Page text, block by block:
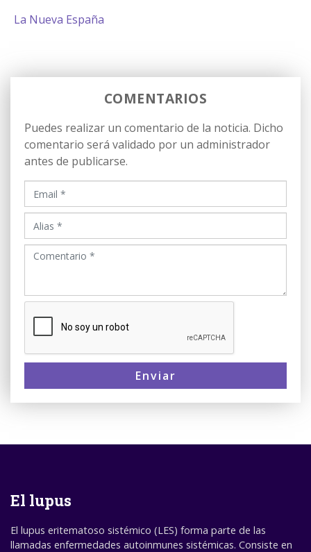
La Nueva España
COMENTARIOS
Puedes realizar un comentario de la noticia. Dicho
comentario será validado por un administrador
antes de publicarse.
Enviar
El lupus
El lupus eritematoso sistémico (LES) forma parte de las
llamadas enfermedades autoinmunes sistémicas. Consiste en